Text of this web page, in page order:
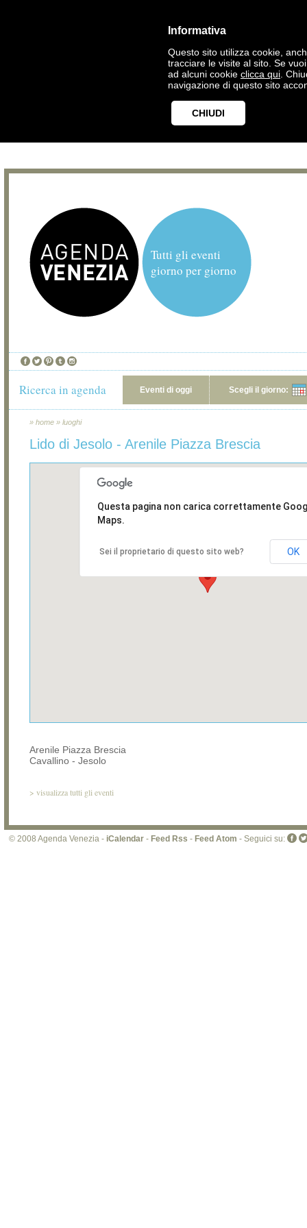
Informativa
Questo sito utilizza cookie,
tracciare le visite al sito. Se
ad alcuni cookie clicca qui .
navigazione di questo sito
CHIUDI
Tutti gli eventi
giorno per giorno
Ricerca in agenda Eventi di oggi Scegli il giorno:
» home » luoghi
Lido di Jesolo - Arenile Piazza Brescia
Questa pagina non carica correttamente
Maps.
Sei il proprietario di questo sito web? OK
Arenile Piazza Brescia
Cavallino - Jesolo
> visualizza tutti gli eventi
© 2008 Agenda Venezia - iCalendar - Feed Rss - Feed Atom - Seguici su: